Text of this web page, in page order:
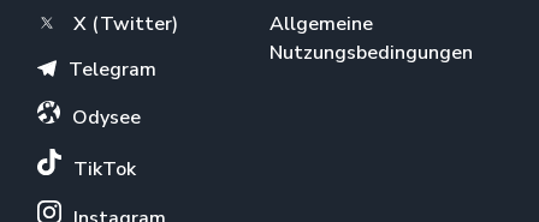
X (Twitter)
Telegram
Odysee
TikTok
Allgemeine
Nutzungsbedingungen